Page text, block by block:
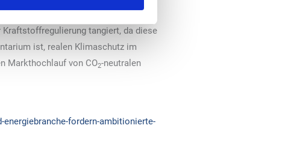
direkt von den Vorgaben der
tangiert, da diese
ist, realen Klimaschutz im
Markthochlauf von CO2-neutralen
fordern-ambitionierte-